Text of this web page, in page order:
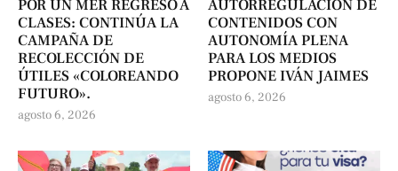
POR UN MER REGRESO A
CLASES: CONTINÚA LA
CAMPAÑA DE
RECOLECCIÓN DE
ÚTILES «COLOREANDO
FUTURO».
agosto 6, 2026
AUTORREGULACIÓN DE
CONTENIDOS CON
AUTONOMÍA PLENA
PARA LOS MEDIOS
PROPONE IVÁN JAIMES
agosto 6, 2026